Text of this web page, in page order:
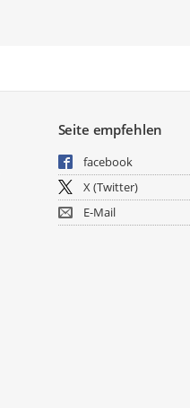
Seite empfehlen
facebook
X (Twitter)
E-Mail